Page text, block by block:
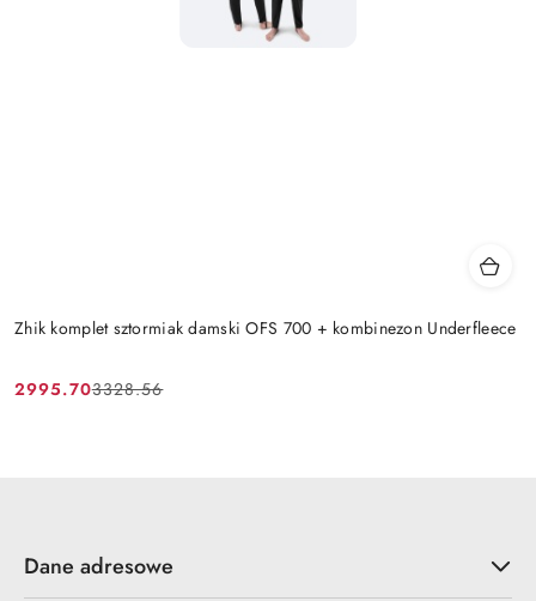
Zhik komplet sztormiak damski OFS 700 + kombinezon Underfleece
Cena
2995.70
Cena
3328.56
Dane adresowe